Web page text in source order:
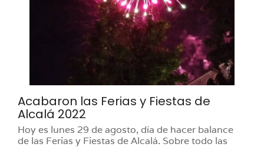
Acabaron las Ferias y Fiestas de
Alcalá 2022
Hoy es lunes 29 de agosto, día de hacer balance
de las Ferias y Fiestas de Alcalá. Sobre todo las